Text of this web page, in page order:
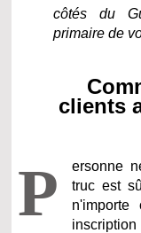
côtés du
primaire de
clients
P
ersonne
truc est
n'importe